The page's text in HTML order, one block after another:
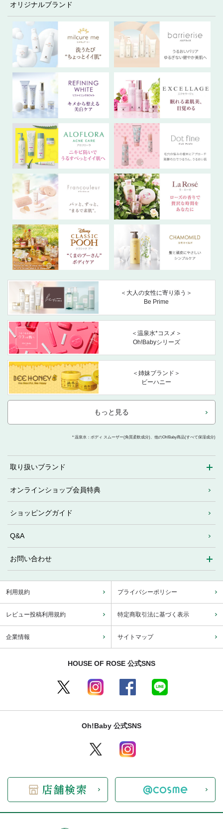
オリジナルブランド
＜大人の女性に寄り添う＞
Be Prime
＜温泉水*コスメ＞
Oh!Babyシリーズ
＜姉妹ブランド＞
ビーハニー
もっと見る
* 温泉水：ボディ スムーザー(角質柔軟成分)、他のOh!Baby商品(すべて保湿成分)
取り扱いブランド
オンラインショップ会員特典
ショッピングガイド
Q&A
お問い合わせ
利用規約 プライバシーポリシー
レビュー投稿利用規約 特定商取引法に基づく表示
企業情報 サイトマップ
HOUSE OF ROSE 公式SNS
Oh!Baby 公式SNS